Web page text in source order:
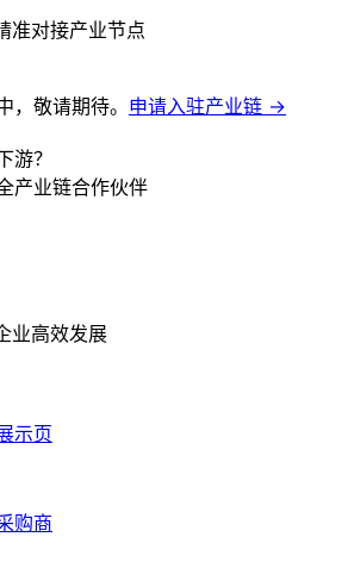
赋能企业发展
门户
，实现高效协同发展
准对接产业节点
，敬请期待。 申请入驻产业链 →
游？
产业链合作伙伴
业高效发展
示页
购商